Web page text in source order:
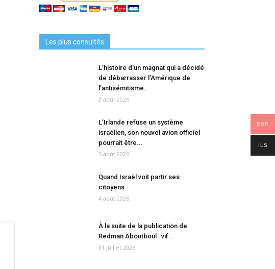
Les plus consultés
L’histoire d’un magnat qui a décidé
de débarrasser l’Amérique de
l’antisémitisme...
3 août 2026
L’Irlande refuse un système
israélien, son nouvel avion officiel
pourrait être...
5 août 2026
Quand Israël voit partir ses
citoyens
4 août 2026
À la suite de la publication de
Redman Aboutboul : vif...
31 juillet 2026
EUR
ILS